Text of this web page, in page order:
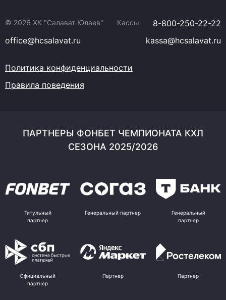
© 2026 ХК "Салават Юлаев" Кассы
8-800-250-22-22
office@hcsalavat.ru
kassa@hcsalavat.ru
Политика конфиденциальности
Правила поведения
ПАРТНЕРЫ ФОНБЕТ ЧЕМПИОНАТА КХЛ
СЕЗОНА 2025/2026
Титульный
партнер
Генеральный партнер
Генеральный
партнер
Официальный
партнер
Партнер Партнер